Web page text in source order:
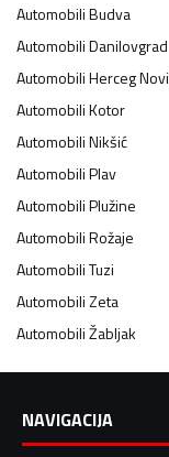
AutomobiliBudva
AutomobiliDanilovgrad
AutomobiliHerceg Novi
AutomobiliKotor
AutomobiliNikšić
AutomobiliPlav
AutomobiliPlužine
AutomobiliRožaje
AutomobiliTuzi
AutomobiliZeta
AutomobiliŽabljak
NAVIGACIJA